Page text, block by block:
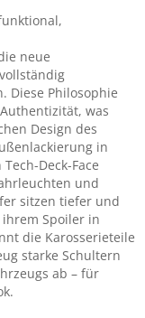
neue
Diese Philosophie
was
Design des
in
Deck-Face
und
sitzen tiefer und
Spoiler in
die Karosserieteile
starke Schultern
ab – für